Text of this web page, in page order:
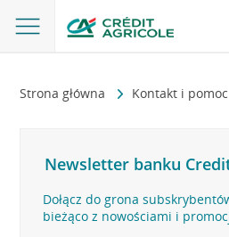
Strona główna Kontakt i pomoc
Newsletter banku
Dołącz do grona
bieżąco z nowościami i